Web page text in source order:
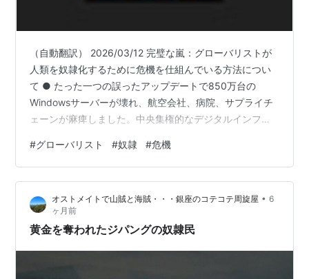
（自動翻訳） 2026/03/12 完璧な嵐：グローバリストが
人類を奴隷化するために危機を仕組んでいる方法につい
て ● たった一つの誤ったアップデートで850万台の
Windowsサーバーが壊れ、航空会社、病院、サプライチ
ェーンが麻痺しました。中央集権的なデジタルインフラ
が極めて重要です。 ● 「持続可能性」を名目に、エリー
トたちは農家を土地から追い出し、ラボグロウンや昆虫
由来のタンパク質を押し出し、CBDCを使って食料アクセ
スを制御し、食料安全保障を破壊しています。解決策:地
域のレジリエンス(庭園、種子保存、物々交換ネットワー
ク)を構築し、…
#グローバリスト #奴隷 #危機
オストメイトで山賊と海賊・・・銀座のコテコテ周旋屋 • 6
ヶ月前
黄金を奪われたジパングの奴隷民